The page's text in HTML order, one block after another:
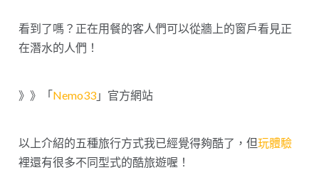
看到了嗎？正在用餐的客人們可以從牆上的窗戶看見正
在潛水的人們！
》》「 Nemo33 」官方網站
以上介紹的五種旅行方式我已經覺得夠酷了，但玩體驗
裡還有很多不同型式的酷旅遊喔！